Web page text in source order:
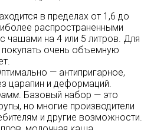
в пределах от 1,6 до
распространенными
чашами на 4 или 5 литров. Для
очень объемную
— антипригарное,
царапин и деформаций.
. Базовый набор — это
но многие производители
и другие возможности.